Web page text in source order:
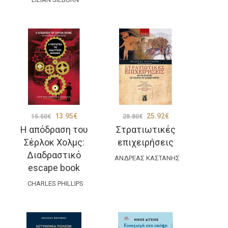
Η απόδραση του
Σέρλοκ Χολμς:
Διαδραστικό
escape book
15.50€
Original
price
was:
15.50€.
13.95€Η
τρέχουσα
τιμή
είναι:
13.95€.
CHARLES PHILLIPS
Στρατιωτικές
επιχειρήσεις
28.80€
Original
price
was:
28.80€.
25.92€Η
τρέχουσα
τιμή
είναι:
ΑΝΔΡΈΑΣ ΚΑΣΤΆΝΗΣ